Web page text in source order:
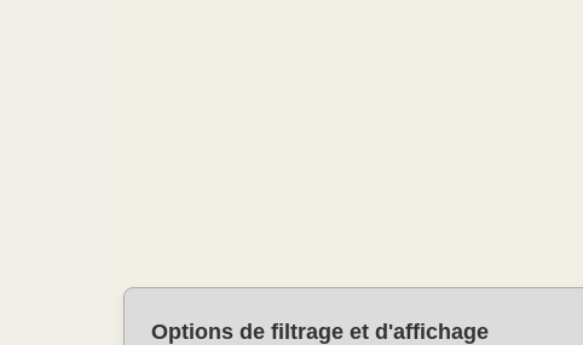
Options de filtrage et d'affichage